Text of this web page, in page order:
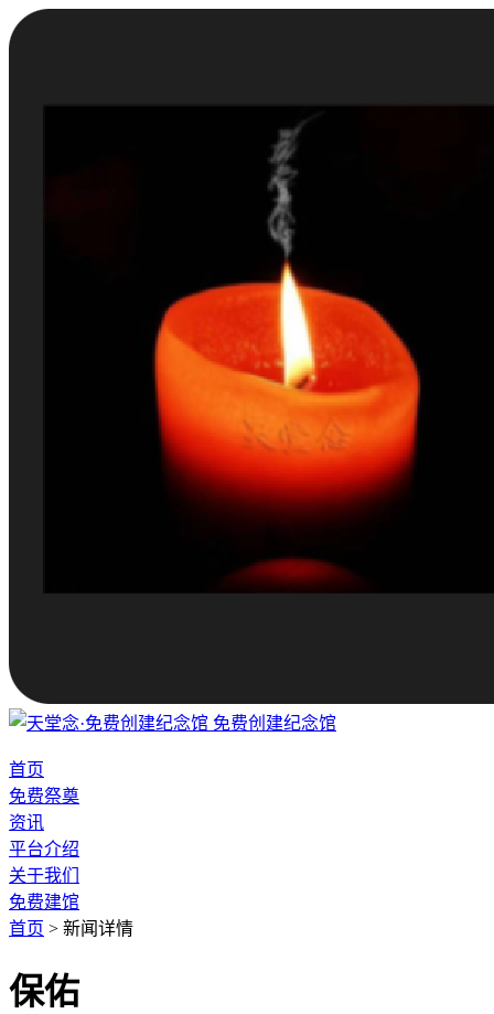
免费创建纪念馆
首页
免费祭奠
资讯
平台介绍
关于我们
免费建馆
首页 > 新闻详情
保佑